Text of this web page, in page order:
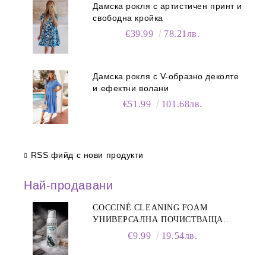
Дамска рокля с артистичен принт и
свободна кройка
€39.99 78.21лв.
Дамска рокля с V-образно деколте
и ефектни волани
€51.99 101.68лв.
RSS фийд с нови продукти
Най-продавани
COCCINÉ CLEANING FOAM
УНИВЕРСАЛНА ПОЧИСТВАЩА
ПЯНА ЗА ОБУВКИ, 150 МЛ
€9.99 19.54лв.